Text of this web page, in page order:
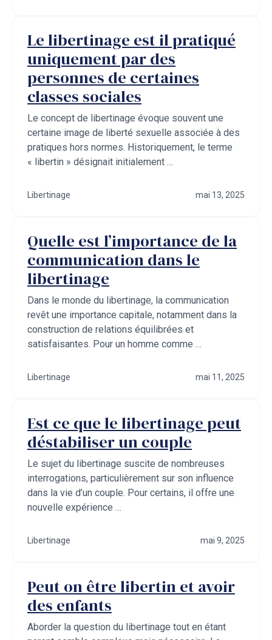
Le libertinage est il pratiqué
uniquement par des
personnes de certaines
classes sociales
Le concept de libertinage évoque souvent une
certaine image de liberté sexuelle associée à des
pratiques hors normes. Historiquement, le terme
« libertin » désignait initialement …
Libertinage mai 13, 2025
Quelle est l’importance de la
communication dans le
libertinage
Dans le monde du libertinage, la communication
revêt une importance capitale, notamment dans la
construction de relations équilibrées et
satisfaisantes. Pour un homme comme …
Libertinage mai 11, 2025
Est ce que le libertinage peut
déstabiliser un couple
Le sujet du libertinage suscite de nombreuses
interrogations, particulièrement sur son influence
dans la vie d’un couple. Pour certains, il offre une
nouvelle expérience …
Libertinage mai 9, 2025
Peut on être libertin et avoir
des enfants
Aborder la question du libertinage tout en étant